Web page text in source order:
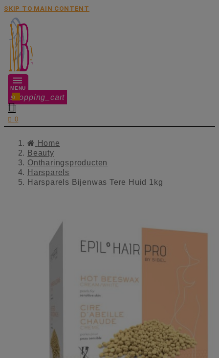
SKIP TO MAIN CONTENT
MENU
shopping_cart
0

 0
Home
Beauty
Ontharingsproducten
Harsparels
Harsparels Bijenwas Tere Huid 1kg